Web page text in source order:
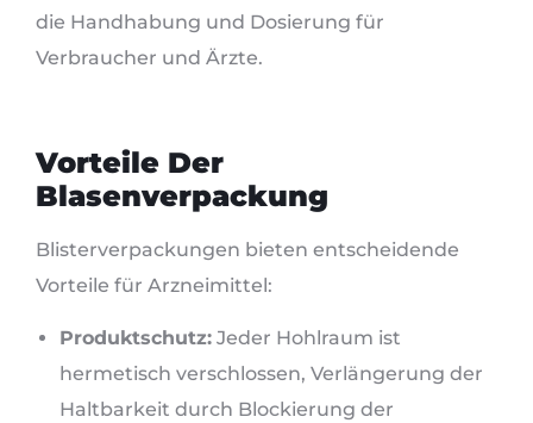
die Handhabung und Dosierung für
Verbraucher und Ärzte.
Vorteile Der
Blasenverpackung
Blisterverpackungen bieten entscheidende
Vorteile für Arzneimittel:
Produktschutz: Jeder Hohlraum ist
hermetisch verschlossen, Verlängerung der
Haltbarkeit durch Blockierung der